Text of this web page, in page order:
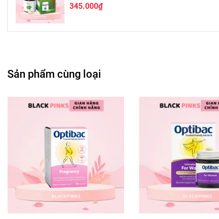
#blackpinkcomvn #blps #blpsvn #blpscom #blpscomvn
345.000₫
Sản phẩm cùng loại